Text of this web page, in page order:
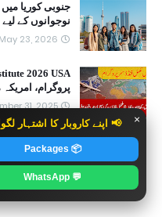
× 📢 اپنے کاروبار کا اشتہار
📦 Packages
💬 WhatsApp
نوجوانوں کے
May 23, 2026
پروگرام،
31, 2025
کے ساتھ)
25, 2025